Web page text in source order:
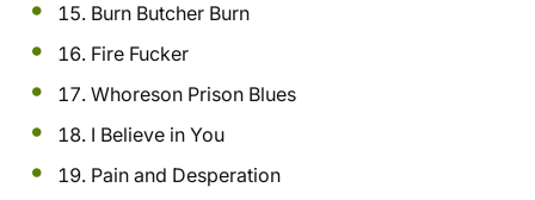
15. Burn Butcher Burn
16. Fire Fucker
17. Whoreson Prison Blues
18. I Believe in You
19. Pain and Desperation